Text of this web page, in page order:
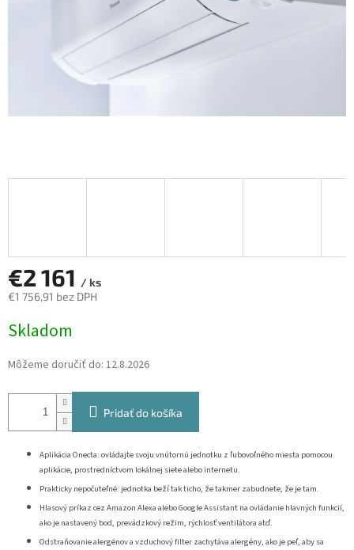
€2 161 / ks
€1 756,91 bez DPH
cena:
Skladom
Môžeme doručiť do: 12.8.2026
Pridať do košíka
Aplikácia Onecta: ovládajte svoju vnútornú jednotku z ľubovoľného miesta pomocou
aplikácie, prostredníctvom lokálnej siete alebo internetu.
Prakticky nepočuteľné: jednotka beží tak ticho, že takmer zabudnete, že je tam.
Hlasový príkaz cez Amazon Alexa alebo Google Assistant na ovládanie hlavných funkcií,
ako je nastavený bod, prevádzkový režim, rýchlosť ventilátora atď.
Odstraňovanie alergénov a vzduchový filter zachytáva alergény, ako je peľ, aby sa